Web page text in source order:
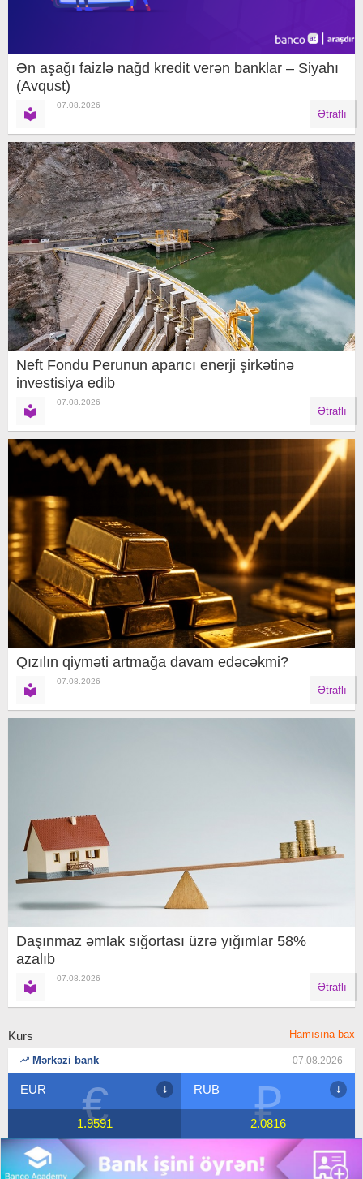
Ən aşağı faizlə nağd kredit verən banklar – Siyahı
(Avqust)
07.08.2026
Ətraflı
Neft Fondu Perunun aparıcı enerji şirkətinə
investisiya edib
07.08.2026
Ətraflı
Qızılın qiyməti artmağa davam edəcəkmi?
07.08.2026
Ətraflı
Daşınmaz əmlak sığortası üzrə yığımlar 58%
azalıb
07.08.2026
Ətraflı
Kurs Hamısına bax
Mərkəzi bank 07.08.2026
₽
RUB $
USD